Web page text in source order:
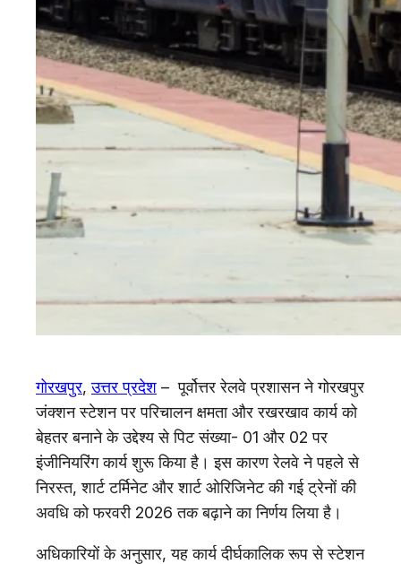
गोरखपुर,उत्तर प्रदेश – पूर्वोत्तर रेलवे प्रशासन ने गोरखपुर
जंक्शन स्टेशन पर परिचालन क्षमता और रखरखाव कार्य को
बेहतर बनाने के उद्देश्य से पिट संख्या- 01 और 02 पर
इंजीनियरिंग कार्य शुरू किया है। इस कारण रेलवे ने पहले से
निरस्त, शार्ट टर्मिनेट और शार्ट ओरिजिनेट की गई ट्रेनों की
अवधि को फरवरी 2026 तक बढ़ाने का निर्णय लिया है।
अधिकारियों के अनुसार, यह कार्य दीर्घकालिक रूप से स्टेशन